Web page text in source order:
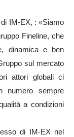
IM-EX, : «Siamo
Fineline, che
dinamica e ben
sul mercato
attori globali ci
numero sempre
a condizioni
di IM-EX nel